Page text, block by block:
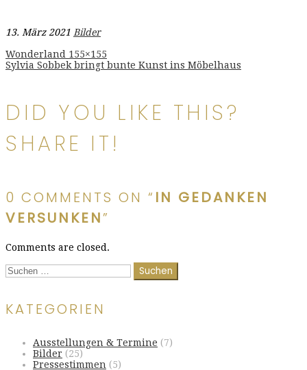
13. März 2021 Bilder
Beitragsnavigation
Wonderland 155×155
Sylvia Sobbek bringt bunte Kunst ins Möbelhaus
DID YOU LIKE THIS?
SHARE IT!
0 COMMENTS ON “ IN GEDANKEN
VERSUNKEN”
Comments are closed.
Suchen
nach:
KATEGORIEN
Ausstellungen & Termine (7)
Bilder (25)
Pressestimmen (5)